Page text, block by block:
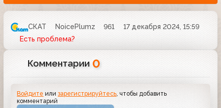
СКАТ NoicePlumz 961
17 декабря 2024, 15:59
Есть проблема?
Комментарии 0
Войдите илизарегистрируйтесь , чтобы добавить
комментарий